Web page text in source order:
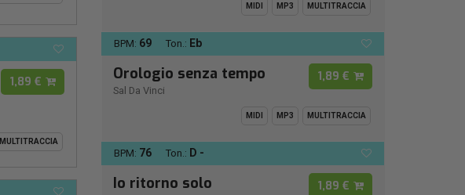
1,89 €
MULTITRACCIA
MIDI MP3 MULTITRACCIA
BPM: 69 Ton.: Eb
Orologio senza tempo
Sal Da Vinci
1,89 €
MIDI MP3 MULTITRACCIA
BPM: 76 Ton.: D -
Io ritorno solo 1,89 €